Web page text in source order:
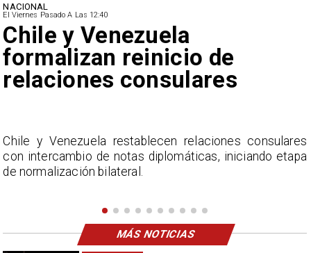
NACIONAL
El Viernes Pasado A Las 12:40
Feriantes rechazan dichos
de Camila Flores sobre
Fabiola Campillai
La Confederación Nacional de Ferias Libres (ASOF)
considera inaceptable que se refieran a Fabiola
Campillai como 'señora de feria', expresión utilizada
MÁS NOTICIAS